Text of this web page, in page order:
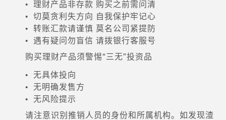
• 理财产品非存款 购买之前需问清
• 切莫贪利失方向 自我保护牢记心
• 转账汇款请谨慎 莫名公司紧提防
• 遇有疑问勿盲信 请拨银行客服号
购买理财产品须警惕“三无”投资品
• 无具体投向
• 无明确发售方
• 无风险提示
请注意识别推销人员的身份和所属机构。如发现渣